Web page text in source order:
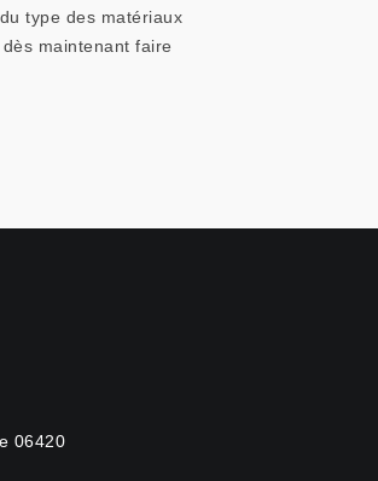
type des matériaux
maintenant faire
06420